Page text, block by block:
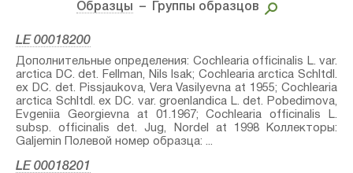
Образцы – Группы образцов
LE 00018200
Дополнительные определения: Cochlearia officinalis L. var.
arctica DC.⁣ det. Fellman, Nils Isak; Cochlearia arctica Schltdl.
ex DC.⁣ det. Pissjaukova, Vera Vasilyevna at 1955; Cochlearia
arctica Schltdl. ex DC. var. groenlandica L.⁣ det. Pobedimova,
Evgeniia Georgievna at 01.1967; Cochlearia officinalis L.
subsp. officinalis⁣ det. Jug, Nordel at 1998 Коллекторы:
Galjemin Полевой номер образца: ...
LE 00018201